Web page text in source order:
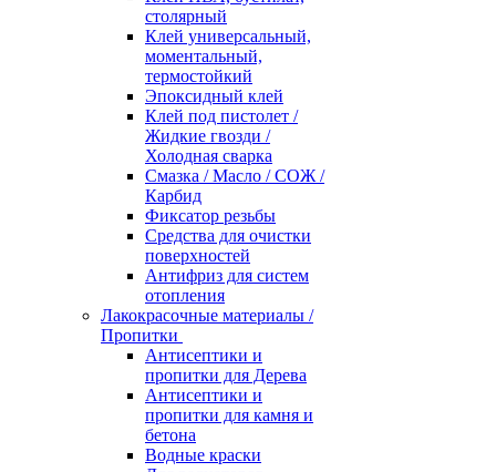
столярный
Клей универсальный,
моментальный,
термостойкий
Эпоксидный клей
Клей под пистолет /
Жидкие гвозди /
Холодная сварка
Смазка / Масло / СОЖ /
Карбид
Фиксатор резьбы
Средства для очистки
поверхностей
Антифриз для систем
отопления
Лакокрасочные материалы /
Пропитки
Антисептики и
пропитки для Дерева
Антисептики и
пропитки для камня и
бетона
Водные краски